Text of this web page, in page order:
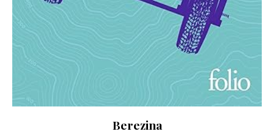
Berezina